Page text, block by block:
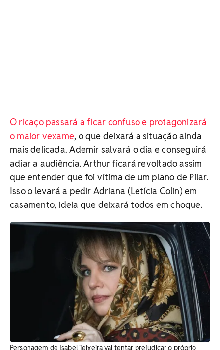
O ricaço passará a ficar confuso e protagonizará
o maior vexame, o que deixará a situação ainda
mais delicada. Ademir salvará o dia e conseguirá
adiar a audiência.Arthur ficará revoltado assim
que entender que foi vítima de um plano de Pilar.
Isso o levará a pedir Adriana (Letícia Colin) em
casamento, ideia que deixará todos em choque.
Personagem de Isabel Teixeira vai tentar prejudicar o próprio